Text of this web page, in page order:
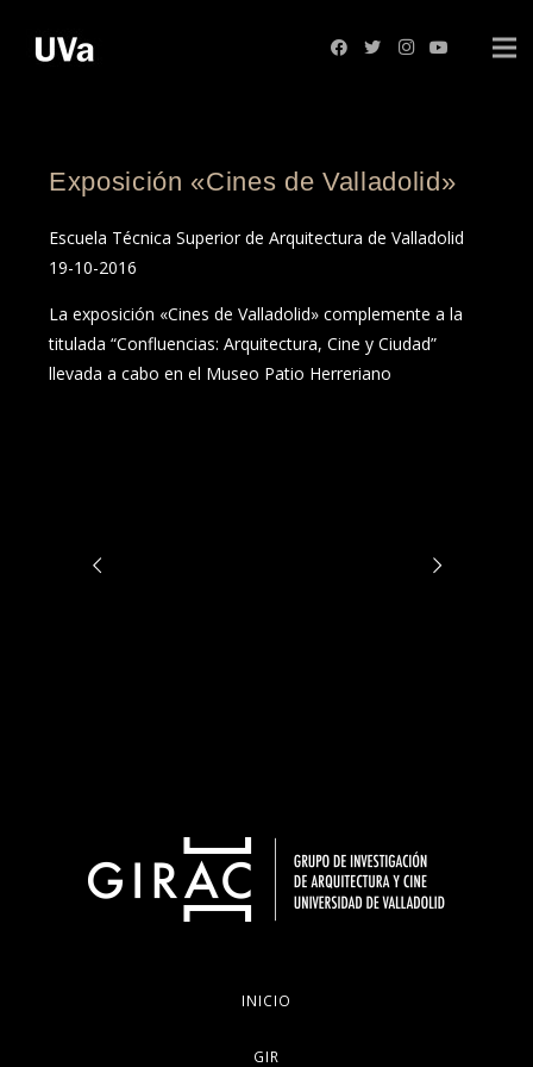
Exposición «Cines de Valladolid»
Escuela Técnica Superior de Arquitectura de Valladolid
19-10-2016
La exposición «Cines de Valladolid» complemente a la
titulada “Confluencias: Arquitectura, Cine y Ciudad”
llevada a cabo en el Museo Patio Herreriano
INICIO
GIR